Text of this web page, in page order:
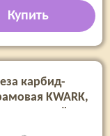
Купить
карбид-
KWARK,
широкий